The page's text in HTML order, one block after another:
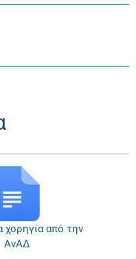
χορηγία από την
ΑνΑΔ